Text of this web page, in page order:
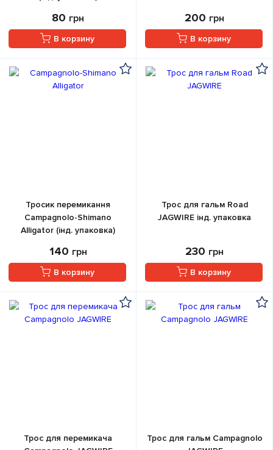
80 грн
В корзину
200 грн
В корзину
Тросик перемикання
Campagnolo-Shimano
Alligator (інд. упаковка)
140 грн
В корзину
Трос для гальм Road
JAGWIRE інд. упаковка
230 грн
В корзину
Трос для перемикача
Трос для гальм Campagnolo